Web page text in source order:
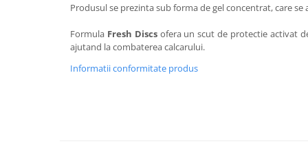
Produsul se prezinta sub forma de gel concentrat, care
Formula Fresh Discsofera un scut de protectie activat
ajutand la combaterea calcarului.
Informatii conformitate produs